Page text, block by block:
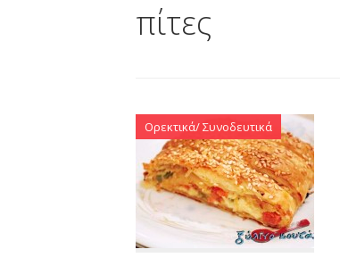
πίτες
Ορεκτικά/ Συνοδευτικά